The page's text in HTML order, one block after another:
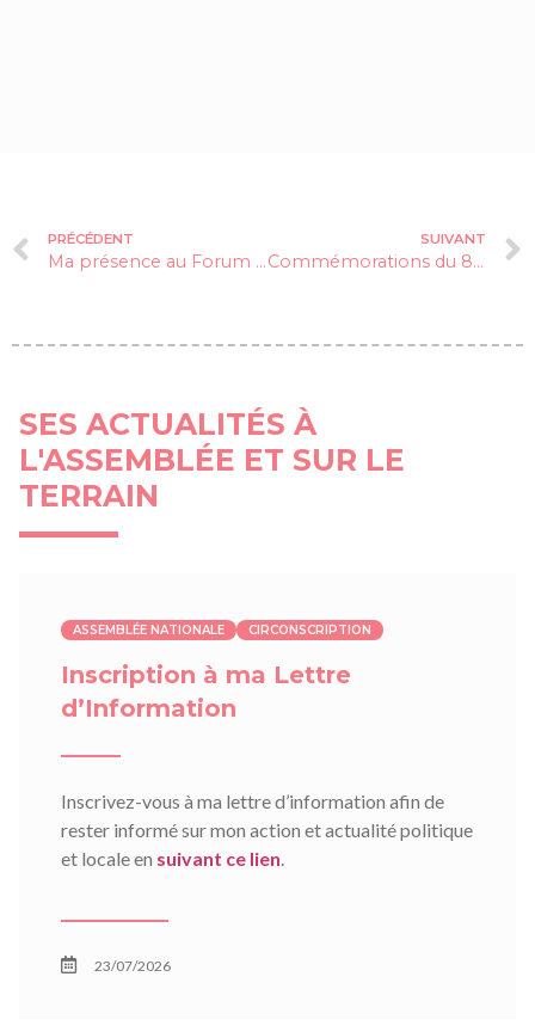
PRÉCÉDENT
Ma présence au Forum pour l’Emploi, Travailler en Matheysine
SUIVANT
Commémorations du 82e anniversaire des Combats du Vercors
SES ACTUALITÉS À
L'ASSEMBLÉE ET SUR LE
TERRAIN
ASSEMBLÉE NATIONALE CIRCONSCRIPTION
Inscription à ma Lettre
d’Information
Inscrivez-vous à ma lettre d’information afin de
rester informé sur mon action et actualité politique
et locale en suivant ce lien.
23/07/2026